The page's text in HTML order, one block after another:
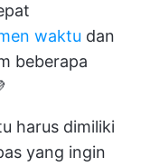
waktu dan
beberapa
harus dimiliki
yang ingin